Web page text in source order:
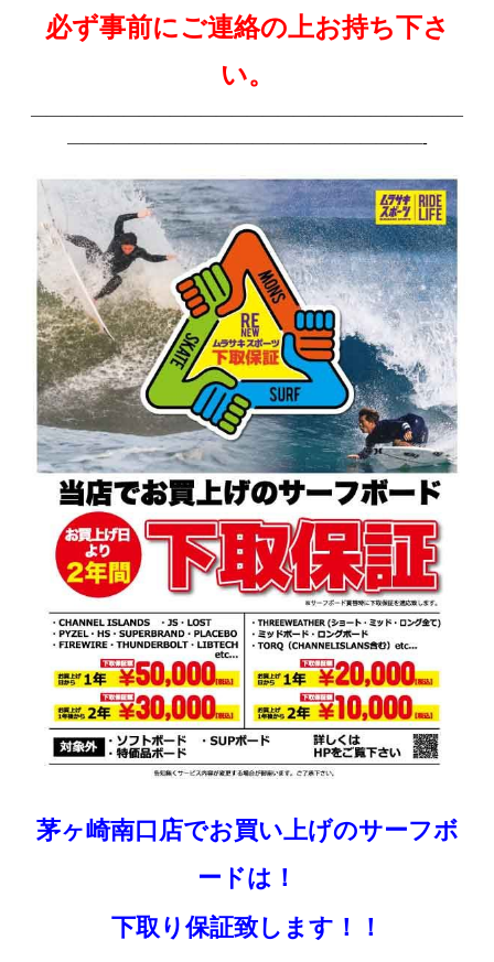
必ず事前にご連絡の上お持ち下さ
い。
————————————————————————————
———————————————————————-
茅ヶ崎南口店でお買い上げのサーフボ
ードは！
下取り保証致します！！